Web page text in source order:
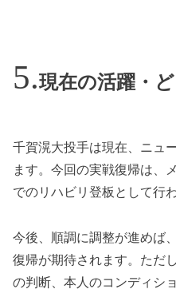
現在の活躍・
千賀滉大投手は現在、ニュ
ます。今回の実戦復帰は、
でのリハビリ登板として行
今後、順調に調整が進めば
復帰が期待されます。ただ
の判断、本人のコンディシ